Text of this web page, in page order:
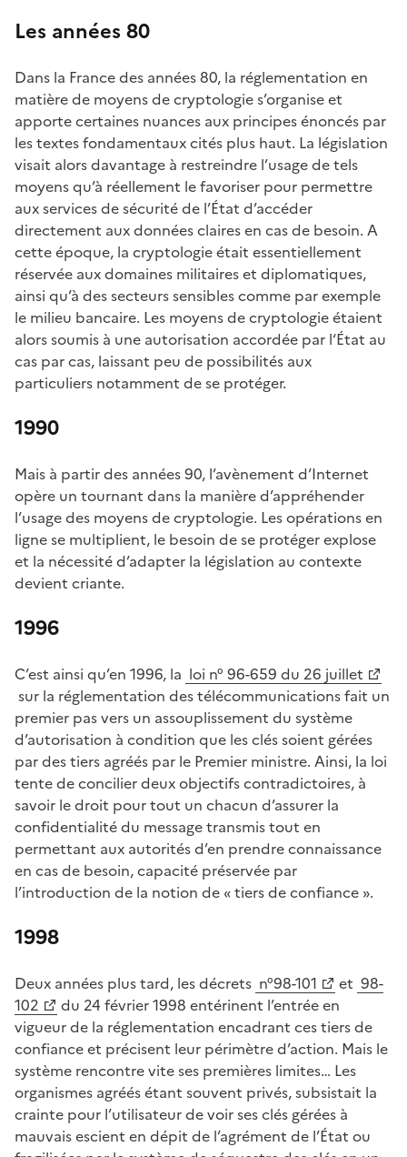
Les années 80
Dans la France des années 80, la réglementation en
matière de moyens de cryptologie s’organise et
apporte certaines nuances aux principes énoncés par
les textes fondamentaux cités plus haut. La législation
visait alors davantage à restreindre l’usage de tels
moyens qu’à réellement le favoriser pour permettre
aux services de sécurité de l’État d’accéder
directement aux données claires en cas de besoin. A
cette époque, la cryptologie était essentiellement
réservée aux domaines militaires et diplomatiques,
ainsi qu’à des secteurs sensibles comme par exemple
le milieu bancaire. Les moyens de cryptologie étaient
alors soumis à une autorisation accordée par l‘État au
cas par cas, laissant peu de possibilités aux
particuliers notamment de se protéger.
1990
Mais à partir des années 90, l’avènement d’Internet
opère un tournant dans la manière d’appréhender
l’usage des moyens de cryptologie. Les opérations en
ligne se multiplient, le besoin de se protéger explose
et la nécessité d’adapter la législation au contexte
devient criante.
1996
C’est ainsi qu’en 1996, la
(Ouvre une nouvelle fenêtre)
loi n° 96-659 du 26 juillet
sur la réglementation des télécommunications fait un
premier pas vers un assouplissement du système
d’autorisation à condition que les clés soient gérées
par des tiers agréés par le Premier ministre. Ainsi, la loi
tente de concilier deux objectifs contradictoires, à
savoir le droit pour tout un chacun d’assurer la
confidentialité du message transmis tout en
permettant aux autorités d’en prendre connaissance
en cas de besoin, capacité préservée par
l’introduction de la notion de « tiers de confiance ».
1998
Deux années plus tard, les décrets
(Ouvre une nouvelle fenêtre)
n°98-101
et
(Ouvre une nouvelle fenêtre)
98-
102
du 24 février 1998 entérinent l’entrée en
vigueur de la réglementation encadrant ces tiers de
confiance et précisent leur périmètre d’action. Mais le
système rencontre vite ses premières limites… Les
organismes agréés étant souvent privés, subsistait la
crainte pour l’utilisateur de voir ses clés gérées à
mauvais escient en dépit de l’agrément de l’État ou